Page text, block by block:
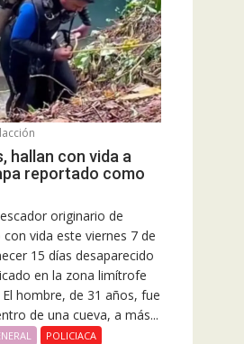
hallan con vida a
reportado como
originario de
vida este viernes 7 de
15 días desaparecido
en la zona limítrofe
hombre, de 31 años, fue
de una cueva, a más...
POLICIACA